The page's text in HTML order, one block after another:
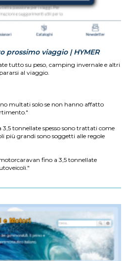
prossimo viaggio | HYMER
tutto su peso, camping invernale e altri
al viaggio.
multati solo se non hanno affatto
tonnellate spesso sono trattati come
più grandi sono soggetti alle regole
fino a 3,5 tonnellate